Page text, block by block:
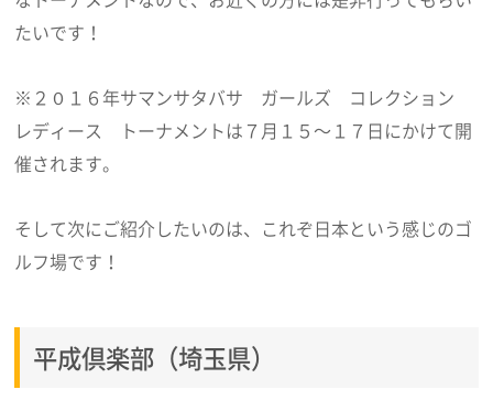
たいです！
※２０１６年サマンサタバサ ガールズ コレクション
レディース トーナメントは７月１５～１７日にかけて開
催されます。
そして次にご紹介したいのは、これぞ日本という感じのゴ
ルフ場です！
平成倶楽部（埼玉県）